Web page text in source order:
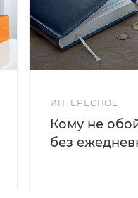
ИНТЕРЕСНОЕ
Кому не
без